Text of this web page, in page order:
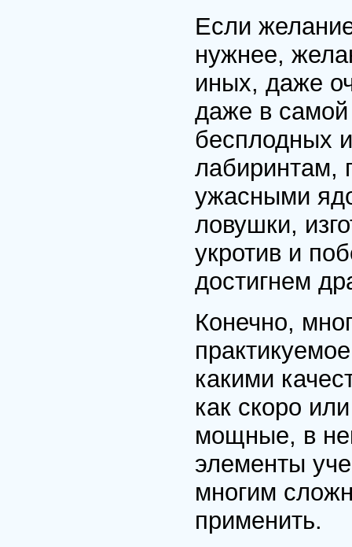
Если
нужнее,
иных, даже
даже в
бесплодных
лабиринтам,
ужасными
ловушки,
укротив и
достигнем
Конечно,
какими
как скоро
мощные, в
элементы
многим
применить.